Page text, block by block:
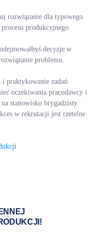
rozwiązanie dla typowego
produkcyjnego.
decyzje w
problemu.
praktykowanie zadań
oczekiwania pracodawcy i
stanowisko brygadzisty.
w rekrutacji jest rzetelne